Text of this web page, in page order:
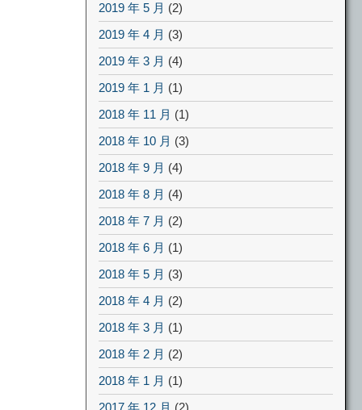
2019 年 5 月 (2)
2019 年 4 月 (3)
2019 年 3 月 (4)
2019 年 1 月 (1)
2018 年 11 月 (1)
2018 年 10 月 (3)
2018 年 9 月 (4)
2018 年 8 月 (4)
2018 年 7 月 (2)
2018 年 6 月 (1)
2018 年 5 月 (3)
2018 年 4 月 (2)
2018 年 3 月 (1)
2018 年 2 月 (2)
2018 年 1 月 (1)
2017 年 12 月 (2)